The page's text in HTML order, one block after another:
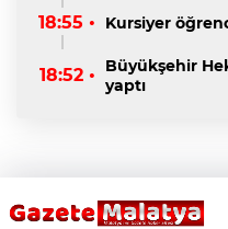
18:55 • Kursiyer
18:52 •
Büyükşehir
yaptı